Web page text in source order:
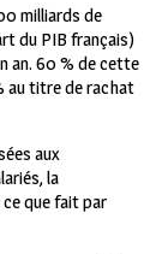
milliards de
du PIB français)
an. 60 % de cette
au titre de rachat
aux
la
que fait par